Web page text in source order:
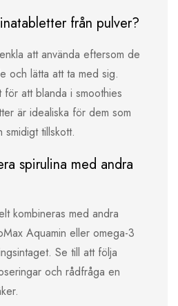
från pulver?
att använda eftersom de
och lätta att ta med sig.
att blanda i smoothies
är idealiska för dem som
tillskott.
spirulina med andra
kombineras med andra
Aquamin eller omega-3
Se till att följa
och rådfråga en